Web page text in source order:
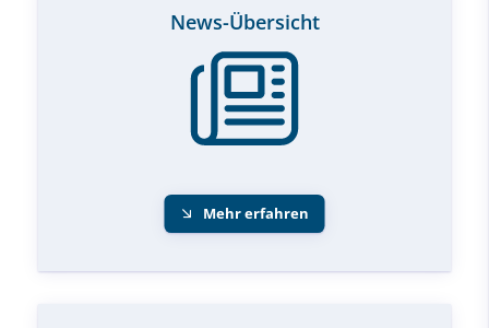
News-Übersicht
Mehr erfahren